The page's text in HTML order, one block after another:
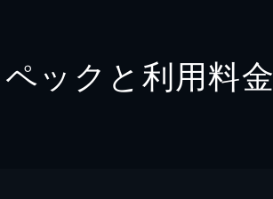
ックと利用料金